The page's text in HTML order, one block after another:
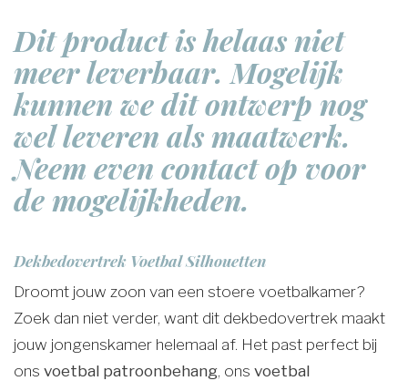
Dit product is helaas niet
meer leverbaar. Mogelijk
kunnen we dit ontwerp nog
wel leveren als maatwerk.
Neem even contact op voor
de mogelijkheden.
Dekbedovertrek Voetbal Silhouetten
Droomt jouw zoon van een stoere voetbalkamer?
Zoek dan niet verder, want dit dekbedovertrek maakt
jouw jongenskamer helemaal af. Het past perfect bij
ons voetbal patroonbehang, ons voetbal